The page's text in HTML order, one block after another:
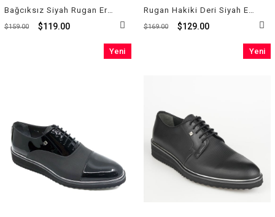
Bağcıksız Siyah Rugan Erkek Klasik Ayakkabı 9074 430
$119.00
$159.00
Rugan Hakiki Deri Siyah Erkek Ayakkabı 7574 430 327
$129.00
$169.00
Yeni
Yeni